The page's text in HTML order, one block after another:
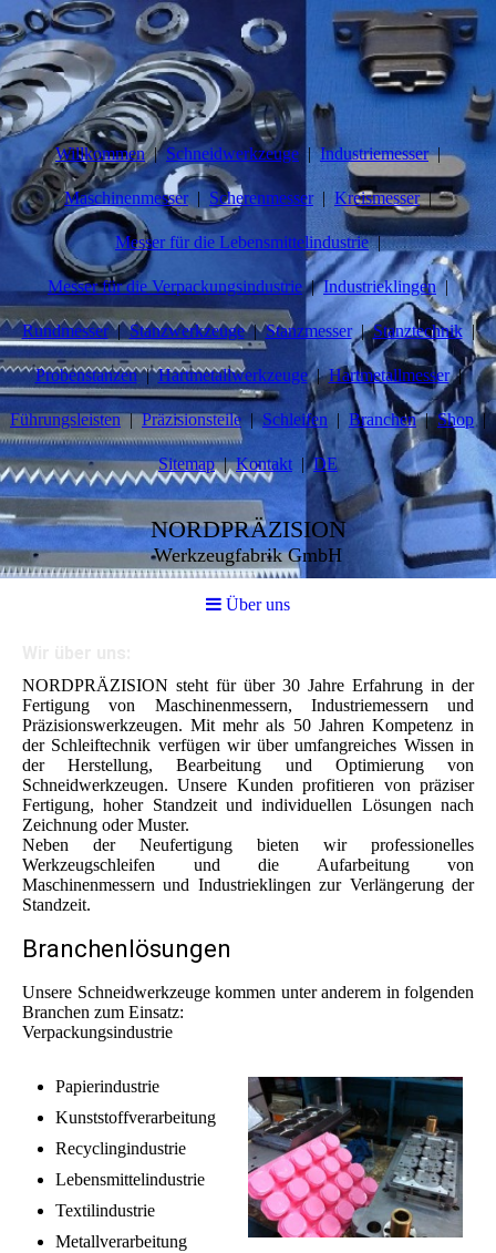
Willkommen Schneidwerkzeuge Industriemesser
Maschinenmesser Scherenmesser Kreismesser
Messer für die Lebensmittelindustrie
Messer für die Verpackungsindustrie Industrieklingen
Rundmesser Stanzwerkzeuge Stanzmesser Stanztechnik
Probenstanzen Hartmetallwerkzeuge Hartmetallmesser
Führungsleisten Präzisionsteile Schleifen Branchen Shop
Sitemap Kontakt DE
NORDPRÄZISION
Werkzeugfabrik GmbH
Über uns
NORDPRÄZISION steht für über 30 Jahre Erfahrung in der
Fertigung von Maschinenmessern, Industriemessern und
Präzisionswerkzeugen. Mit mehr als 50 Jahren Kompetenz in
der Schleiftechnik verfügen wir über umfangreiches Wissen in
der Herstellung, Bearbeitung und Optimierung von
Schneidwerkzeugen. Unsere Kunden profitieren von präziser
Fertigung, hoher Standzeit und individuellen Lösungen nach
Zeichnung oder Muster.
Neben der Neufertigung bieten wir professionelles
Werkzeugschleifen und die Aufarbeitung von
Maschinenmessern und Industrieklingen zur Verlängerung der
Standzeit.
Branchenlösungen
Unsere Schneidwerkzeuge kommen unter anderem in folgenden
Branchen zum Einsatz:
Verpackungsindustrie
Papierindustrie
Kunststoffverarbeitung
Recyclingindustrie
Lebensmittelindustrie
Textilindustrie
Metallverarbeitung